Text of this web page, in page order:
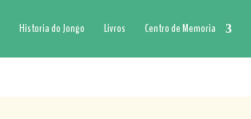
Historia do Jongo Livros Centro de Memoria